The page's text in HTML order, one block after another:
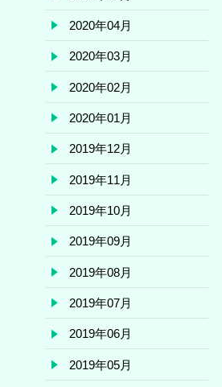
2020年04月
2020年03月
2020年02月
2020年01月
2019年12月
2019年11月
2019年10月
2019年09月
2019年08月
2019年07月
2019年06月
2019年05月